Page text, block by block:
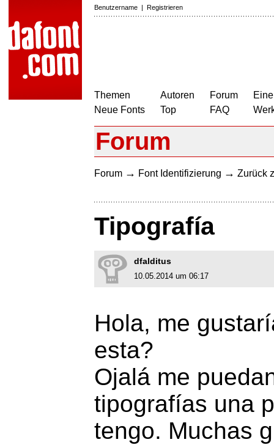
Benutzername | Registrieren
Themen
Neue Fonts
Autoren
Top
Forum
FAQ
Forum
Forum → Font Identifizierung → Zurück
Tipografía
dfalditus
10.05.2014 um 06:17
Hola, me
esta?
Ojalá me
tipografías una
tengo. Muchas